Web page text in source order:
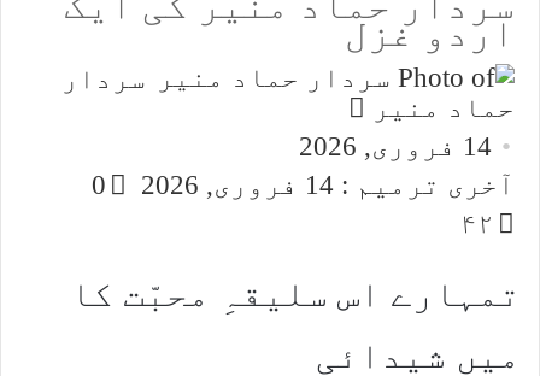
اردو غزل
سردار
حماد منیر
an
email
14 فروری, 2026
آخری ترمیم : 14 فروری, 2026
0
۴۲
تمہارے اس سلیقہِ محبّت کا
میں شیدائی